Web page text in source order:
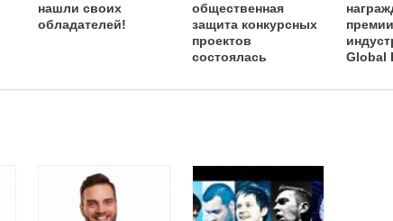
нашли своих
обладателей!
общественная
защита конкурсных
проектов
состоялась
Global